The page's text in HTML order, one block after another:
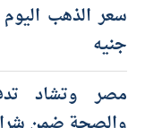
جنيه
مصر وتشاد